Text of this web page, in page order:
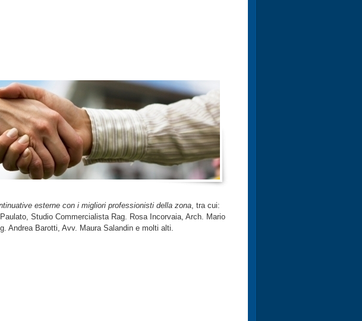
esterne con i migliori professionisti della zona, tra cui:
Studio Commercialista Rag. Rosa Incorvaia, Arch. Mario
Andrea Barotti, Avv. Maura Salandin e molti alti.